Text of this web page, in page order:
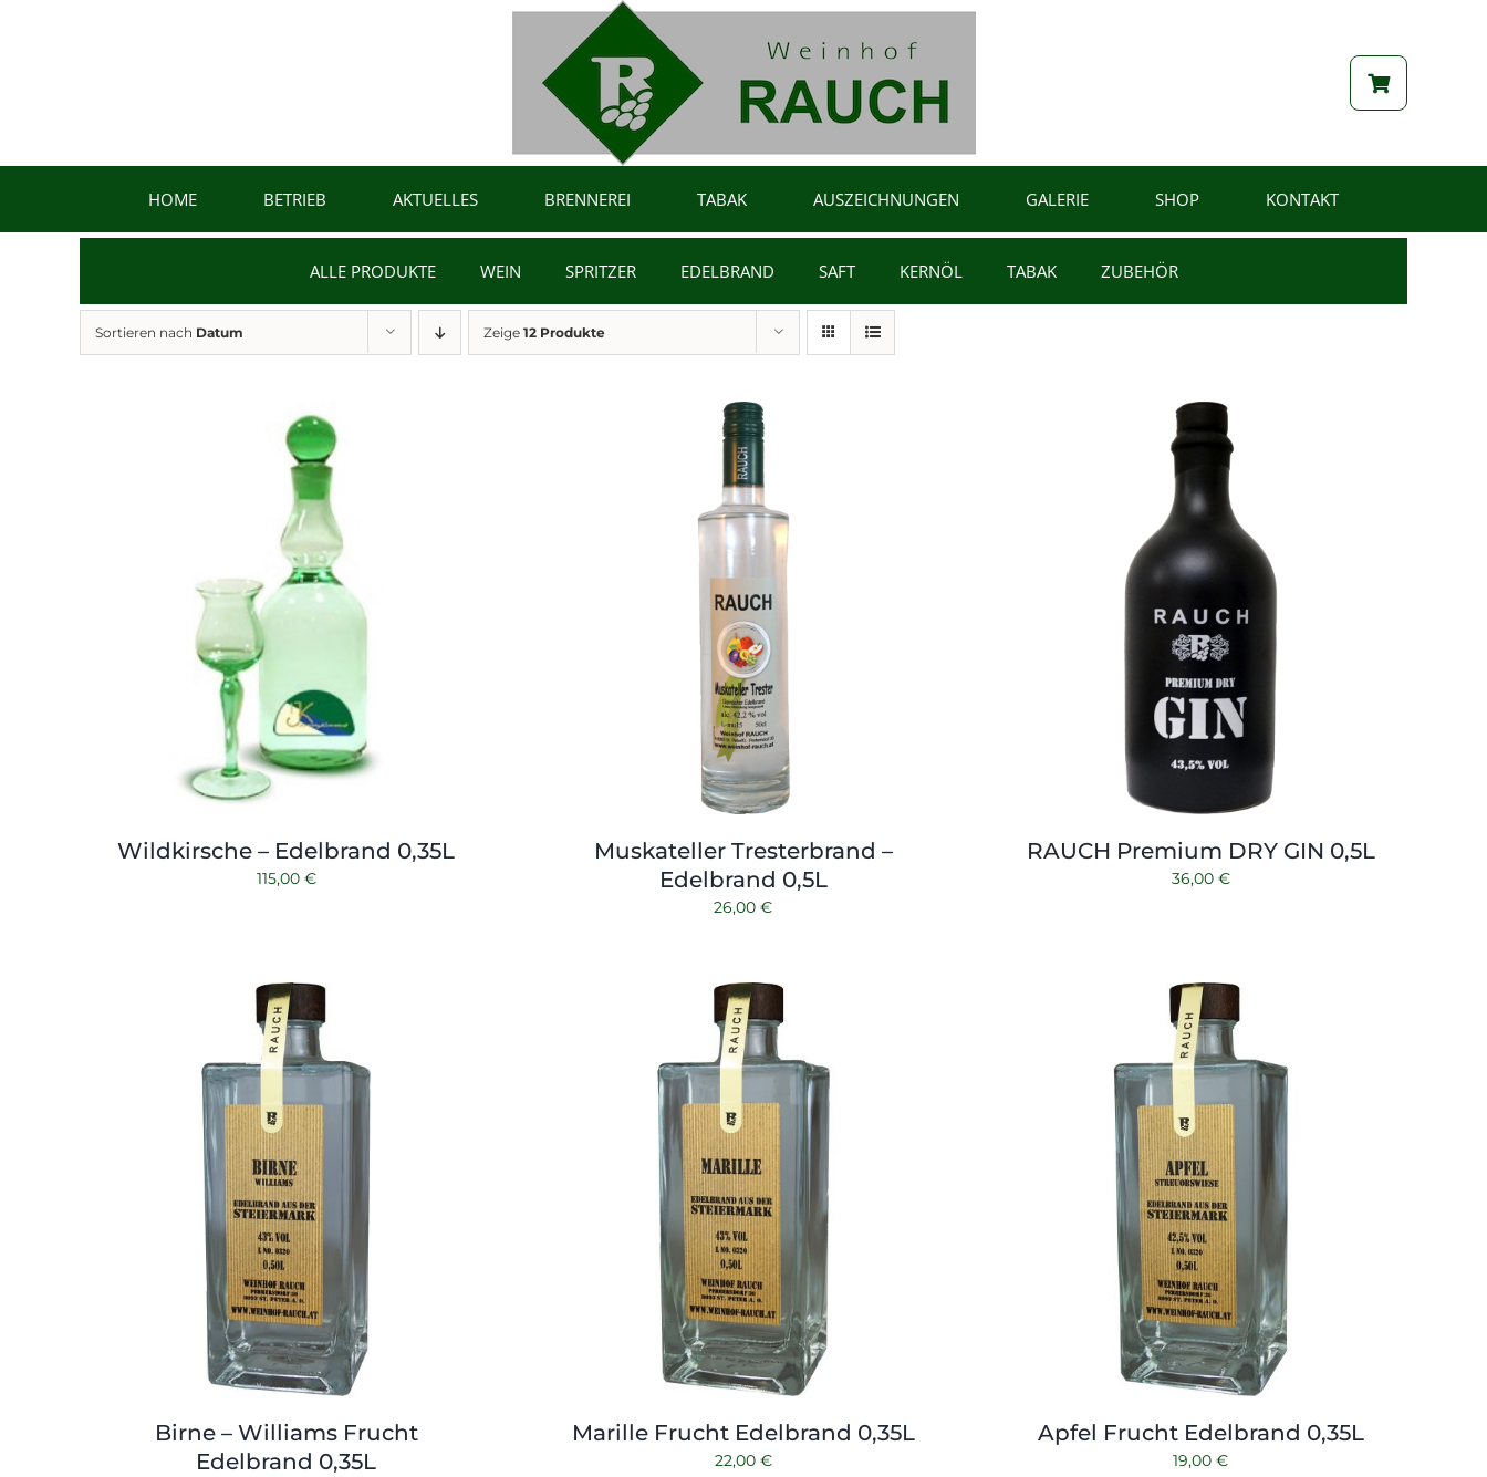
HOME BETRIEB AKTUELLES BRENNEREI TABAK AUSZEICHNUNGEN GALERIE SHOP KONTAKT
ALLE PRODUKTE WEIN SPRITZER EDELBRAND SAFT KERNÖL TABAK ZUBEHÖR
Sortieren nach Datum Zeige 12 Produkte
Wildkirsche – Edelbrand 0,35L
115,00 €
Muskateller Tresterbrand –
Edelbrand 0,5L
26,00€
RAUCH Premium DRY GIN 0,5L
36,00 €
Birne – Williams Frucht
Edelbrand 0,35L
Marille Frucht Edelbrand 0,35L
22,00 €
Apfel Frucht Edelbrand 0,35L
19,00€